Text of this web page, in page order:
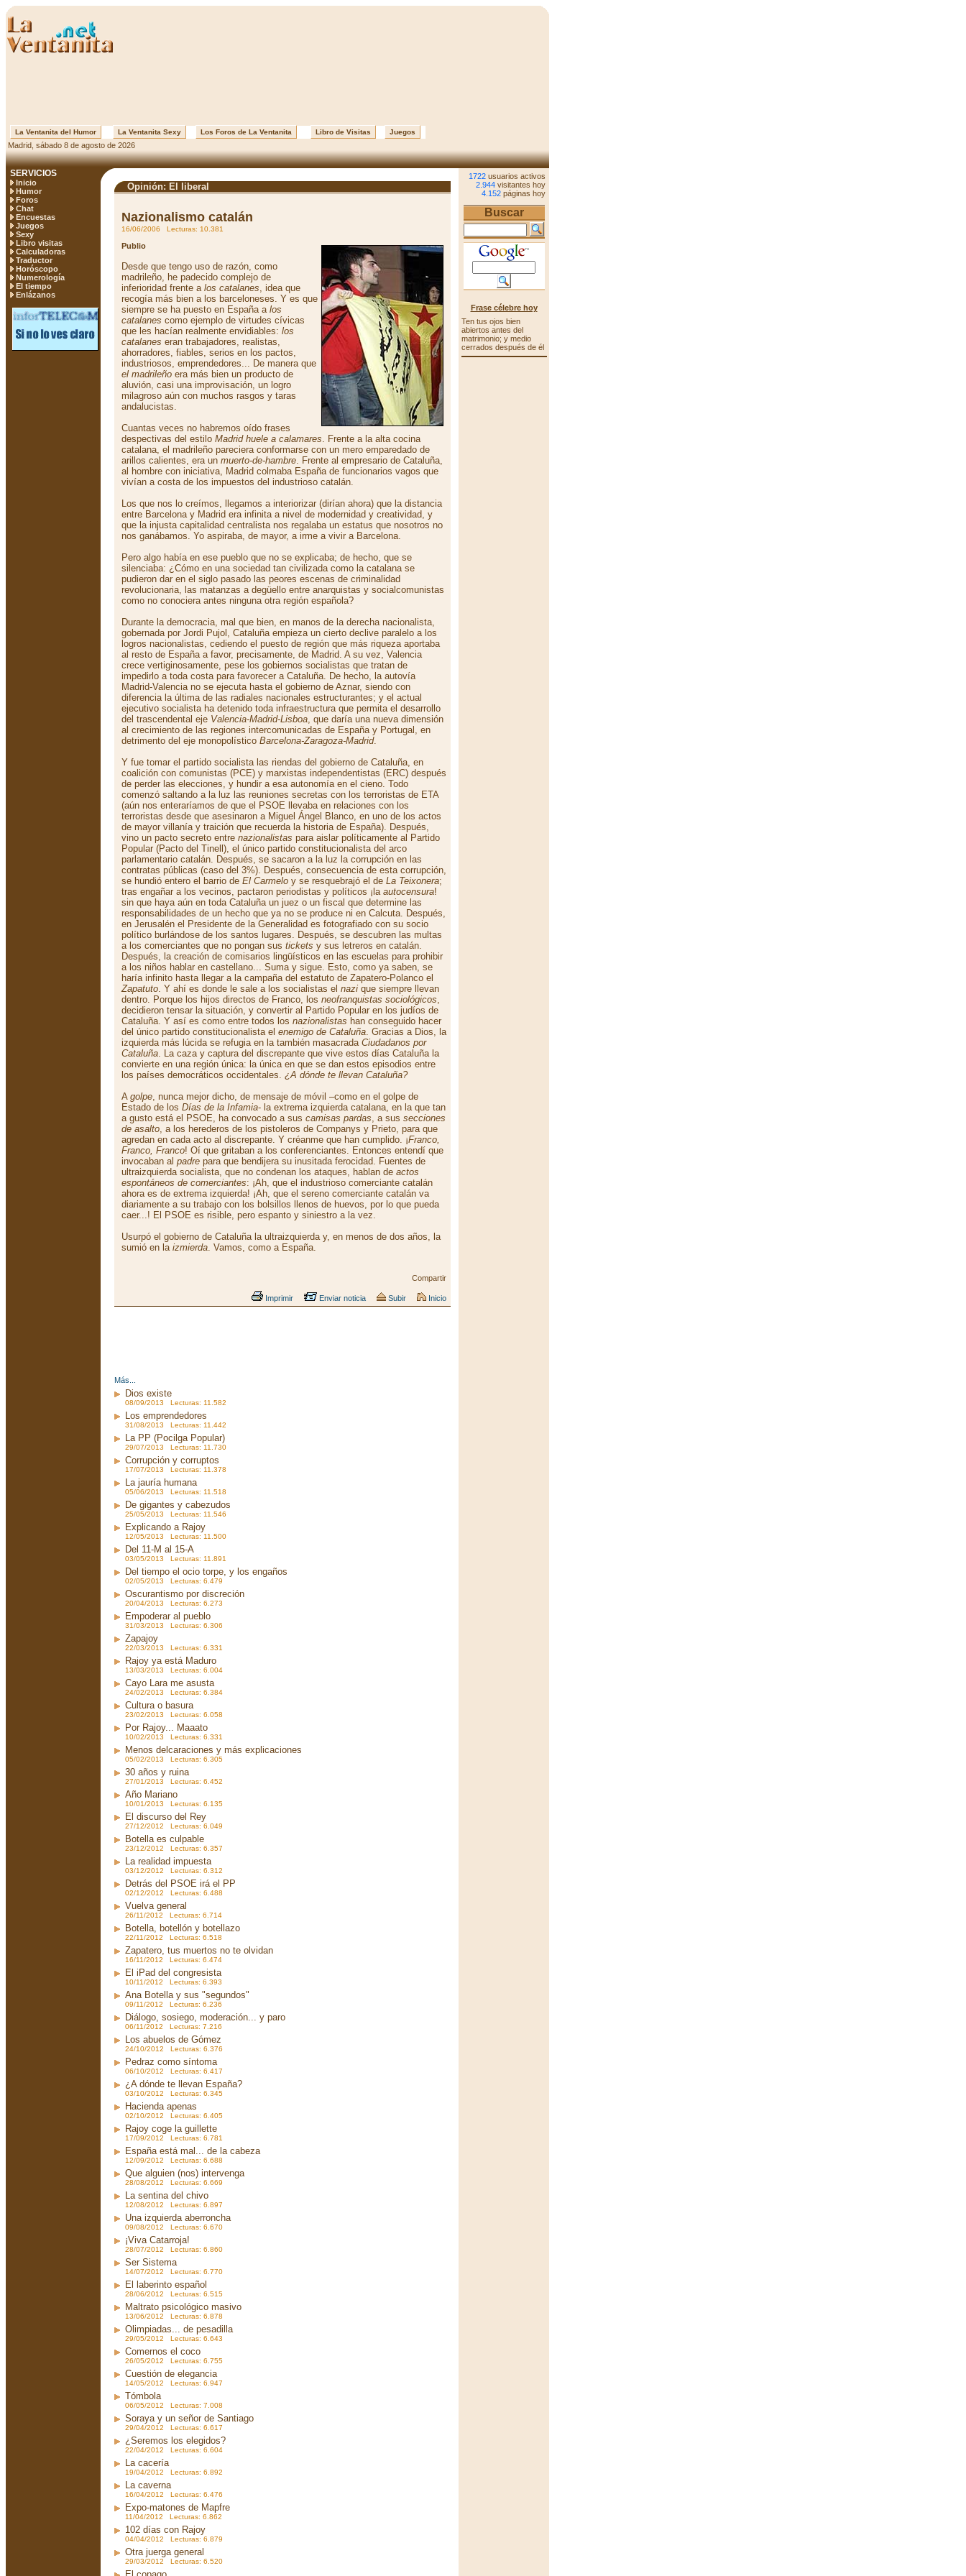
La Ventanita del Humor La Ventanita Sexy Los Foros de La Ventanita Libro de Visitas Juegos
Madrid, sábado 8 de agosto de 2026
SERVICIOS
Inicio
Humor
Foros
Chat
Encuestas
Juegos
Sexy
Libro visitas
Calculadoras
Traductor
Horóscopo
Numerología
El tiempo
Enlázanos
Opinión: El liberal
Nazionalismo catalán
16/06/2006 Lecturas: 10.381
Publio
Desde que tengo uso de razón, como
madrileño, he padecido complejo de
inferioridad frente a los catalanes, idea que
recogía más bien a los barceloneses. Y es que
siempre se ha puesto en España a los
catalanes como ejemplo de virtudes cívicas
que les hacían realmente envidiables: los
catalanes eran trabajadores, realistas,
ahorradores, fiables, serios en los pactos,
industriosos, emprendedores... De manera que
el madrileño era más bien un producto de
aluvión, casi una improvisación, un logro
milagroso aún con muchos rasgos y taras
andalucistas.
Cuantas veces no habremos oído frases
despectivas del estilo Madrid huele a calamares. Frente a la alta cocina
catalana, el madrileño pareciera conformarse con un mero emparedado de
arillos calientes, era un muerto-de-hambre. Frente al empresario de Cataluña,
al hombre con iniciativa, Madrid colmaba España de funcionarios vagos que
vivían a costa de los impuestos del industrioso catalán.
Los que nos lo creímos, llegamos a interiorizar (dirían ahora) que la distancia
entre Barcelona y Madrid era infinita a nivel de modernidad y creatividad, y
que la injusta capitalidad centralista nos regalaba un estatus que nosotros no
nos ganábamos. Yo aspiraba, de mayor, a irme a vivir a Barcelona.
Pero algo había en ese pueblo que no se explicaba; de hecho, que se
silenciaba: ¿Cómo en una sociedad tan civilizada como la catalana se
pudieron dar en el siglo pasado las peores escenas de criminalidad
revolucionaria, las matanzas a degüello entre anarquistas y socialcomunistas
como no conociera antes ninguna otra región española?
Durante la democracia, mal que bien, en manos de la derecha nacionalista,
gobernada por Jordi Pujol, Cataluña empieza un cierto declive paralelo a los
logros nacionalistas, cediendo el puesto de región que más riqueza aportaba
al resto de España a favor, precisamente, de Madrid. A su vez, Valencia
crece vertiginosamente, pese los gobiernos socialistas que tratan de
impedirlo a toda costa para favorecer a Cataluña. De hecho, la autovía
Madrid-Valencia no se ejecuta hasta el gobierno de Aznar, siendo con
diferencia la última de las radiales nacionales estructurantes; y el actual
ejecutivo socialista ha detenido toda infraestructura que permita el desarrollo
del trascendental eje Valencia-Madrid-Lisboa, que daría una nueva dimensión
al crecimiento de las regiones intercomunicadas de España y Portugal, en
detrimento del eje monopolístico Barcelona-Zaragoza-Madrid.
Y fue tomar el partido socialista las riendas del gobierno de Cataluña, en
coalición con comunistas (PCE) y marxistas independentistas (ERC) después
de perder las elecciones, y hundir a esa autonomía en el cieno. Todo
comenzó saltando a la luz las reuniones secretas con los terroristas de ETA
(aún nos enteraríamos de que el PSOE llevaba en relaciones con los
terroristas desde que asesinaron a Miguel Ángel Blanco, en uno de los actos
de mayor villanía y traición que recuerda la historia de España). Después,
vino un pacto secreto entre nazionalistas para aislar políticamente al Partido
Popular (Pacto del Tinell), el único partido constitucionalista del arco
parlamentario catalán. Después, se sacaron a la luz la corrupción en las
contratas públicas (caso del 3%). Después, consecuencia de esta corrupción,
se hundió entero el barrio de El Carmelo y se resquebrajó el de La Teixonera;
tras engañar a los vecinos, pactaron periodistas y políticos ¡la autocensura!
sin que haya aún en toda Cataluña un juez o un fiscal que determine las
responsabilidades de un hecho que ya no se produce ni en Calcuta. Después,
en Jerusalén el Presidente de la Generalidad es fotografiado con su socio
político burlándose de los santos lugares. Después, se descubren las multas
a los comerciantes que no pongan sus tickets y sus letreros en catalán.
Después, la creación de comisarios lingüísticos en las escuelas para prohibir
a los niños hablar en castellano... Suma y sigue. Esto, como ya saben, se
haría infinito hasta llegar a la campaña del estatuto de Zapatero-Polanco el
Zapatuto. Y ahí es donde le sale a los socialistas el nazi que siempre llevan
dentro. Porque los hijos directos de Franco, los neofranquistas sociológicos,
decidieron tensar la situación, y convertir al Partido Popular en los judíos de
Cataluña. Y así es como entre todos los nazionalistas han conseguido hacer
del único partido constitucionalista el enemigo de Cataluña. Gracias a Dios, la
izquierda más lúcida se refugia en la también masacrada Ciudadanos por
Cataluña. La caza y captura del discrepante que vive estos días Cataluña la
convierte en una región única: la única en que se dan estos episodios entre
los países democráticos occidentales. ¿A dónde te llevan Cataluña?
A golpe, nunca mejor dicho, de mensaje de móvil –como en el golpe de
Estado de los Días de la Infamia- la extrema izquierda catalana, en la que tan
a gusto está el PSOE, ha convocado a sus camisas pardas, a sus secciones
de asalto, a los herederos de los pistoleros de Companys y Prieto, para que
agredan en cada acto al discrepante. Y créanme que han cumplido. ¡Franco,
Franco, Franco! Oí que gritaban a los conferenciantes. Entonces entendí que
invocaban al padre para que bendijera su inusitada ferocidad. Fuentes de
ultraizquierda socialista, que no condenan los ataques, hablan de actos
espontáneos de comerciantes: ¡Ah, que el industrioso comerciante catalán
ahora es de extrema izquierda! ¡Ah, que el sereno comerciante catalán va
diariamente a su trabajo con los bolsillos llenos de huevos, por lo que pueda
caer...! El PSOE es risible, pero espanto y siniestro a la vez.
Usurpó el gobierno de Cataluña la ultraizquierda y, en menos de dos años, la
sumió en la izmierda. Vamos, como a España.
Compartir
Imprimir Enviar noticia Subir Inicio
Más...
Dios existe
08/09/2013 Lecturas: 11.582
Los emprendedores
31/08/2013 Lecturas: 11.442
La PP (Pocilga Popular)
29/07/2013 Lecturas: 11.730
Corrupción y corruptos
17/07/2013 Lecturas: 11.378
La jauría humana
05/06/2013 Lecturas: 11.518
De gigantes y cabezudos
25/05/2013 Lecturas: 11.546
Explicando a Rajoy
12/05/2013 Lecturas: 11.500
Del 11-M al 15-A
03/05/2013 Lecturas: 11.891
Del tiempo el ocio torpe, y los engaños
02/05/2013 Lecturas: 6.479
Oscurantismo por discreción
20/04/2013 Lecturas: 6.273
Empoderar al pueblo
31/03/2013 Lecturas: 6.306
Zapajoy
22/03/2013 Lecturas: 6.331
Rajoy ya está Maduro
13/03/2013 Lecturas: 6.004
Cayo Lara me asusta
24/02/2013 Lecturas: 6.384
Cultura o basura
23/02/2013 Lecturas: 6.058
Por Rajoy... Maaato
10/02/2013 Lecturas: 6.331
Menos delcaraciones y más explicaciones
05/02/2013 Lecturas: 6.305
30 años y ruina
27/01/2013 Lecturas: 6.452
Año Mariano
10/01/2013 Lecturas: 6.135
El discurso del Rey
27/12/2012 Lecturas: 6.049
Botella es culpable
23/12/2012 Lecturas: 6.357
La realidad impuesta
03/12/2012 Lecturas: 6.312
Detrás del PSOE irá el PP
02/12/2012 Lecturas: 6.488
Vuelva general
26/11/2012 Lecturas: 6.714
Botella, botellón y botellazo
22/11/2012 Lecturas: 6.518
Zapatero, tus muertos no te olvidan
16/11/2012 Lecturas: 6.474
El iPad del congresista
10/11/2012 Lecturas: 6.393
Ana Botella y sus "segundos"
09/11/2012 Lecturas: 6.236
Diálogo, sosiego, moderación... y paro
06/11/2012 Lecturas: 7.216
Los abuelos de Gómez
24/10/2012 Lecturas: 6.376
Pedraz como síntoma
06/10/2012 Lecturas: 6.417
¿A dónde te llevan España?
03/10/2012 Lecturas: 6.345
Hacienda apenas
02/10/2012 Lecturas: 6.405
Rajoy coge la guillette
17/09/2012 Lecturas: 6.781
España está mal... de la cabeza
12/09/2012 Lecturas: 6.688
Que alguien (nos) intervenga
28/08/2012 Lecturas: 6.669
La sentina del chivo
12/08/2012 Lecturas: 6.897
Una izquierda aberroncha
09/08/2012 Lecturas: 6.670
¡Viva Catarroja!
28/07/2012 Lecturas: 6.860
Ser Sistema
14/07/2012 Lecturas: 6.770
El laberinto español
28/06/2012 Lecturas: 6.515
Maltrato psicológico masivo
13/06/2012 Lecturas: 6.878
Olimpiadas... de pesadilla
29/05/2012 Lecturas: 6.643
Comernos el coco
26/05/2012 Lecturas: 6.755
Cuestión de elegancia
14/05/2012 Lecturas: 6.947
Tómbola
06/05/2012 Lecturas: 7.008
Soraya y un señor de Santiago
29/04/2012 Lecturas: 6.617
¿Seremos los elegidos?
22/04/2012 Lecturas: 6.604
La cacería
19/04/2012 Lecturas: 6.892
La caverna
16/04/2012 Lecturas: 6.476
Expo-matones de Mapfre
11/04/2012 Lecturas: 6.862
102 días con Rajoy
04/04/2012 Lecturas: 6.879
Otra juerga general
29/03/2012 Lecturas: 6.520
1722 usuarios activos
2.944 visitantes hoy
4.152 páginas hoy
Buscar
Frase célebre hoy
Ten tus ojos bien
abiertos antes del
matrimonio; y medio
cerrados después de él